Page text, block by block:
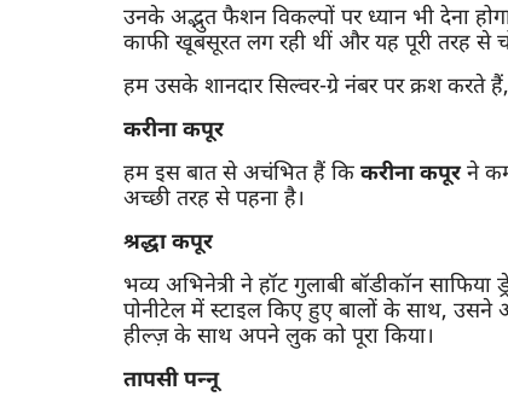
उनके अद्भुत फैशन विकल्पों पर ध्यान भी देना
काफी खूबसूरत लग रही थीं और यह पूरी तरह से
हम उसके शानदार सिल्वर-ग्रे नंबर पर क्रश
करीना कपूर
हम इस बात से अचंभित हैं कि करीना कपूरने
अच्छी तरह से पहना है।
श्रद्धा कपूर
भव्य अभिनेत्री ने हॉट गुलाबी बॉडीकॉन
पोनीटेल में स्टाइल किए हुए बालों के साथ,
हील्ज़ के साथ अपने लुक को पूरा किया।
तापसी पन्नू